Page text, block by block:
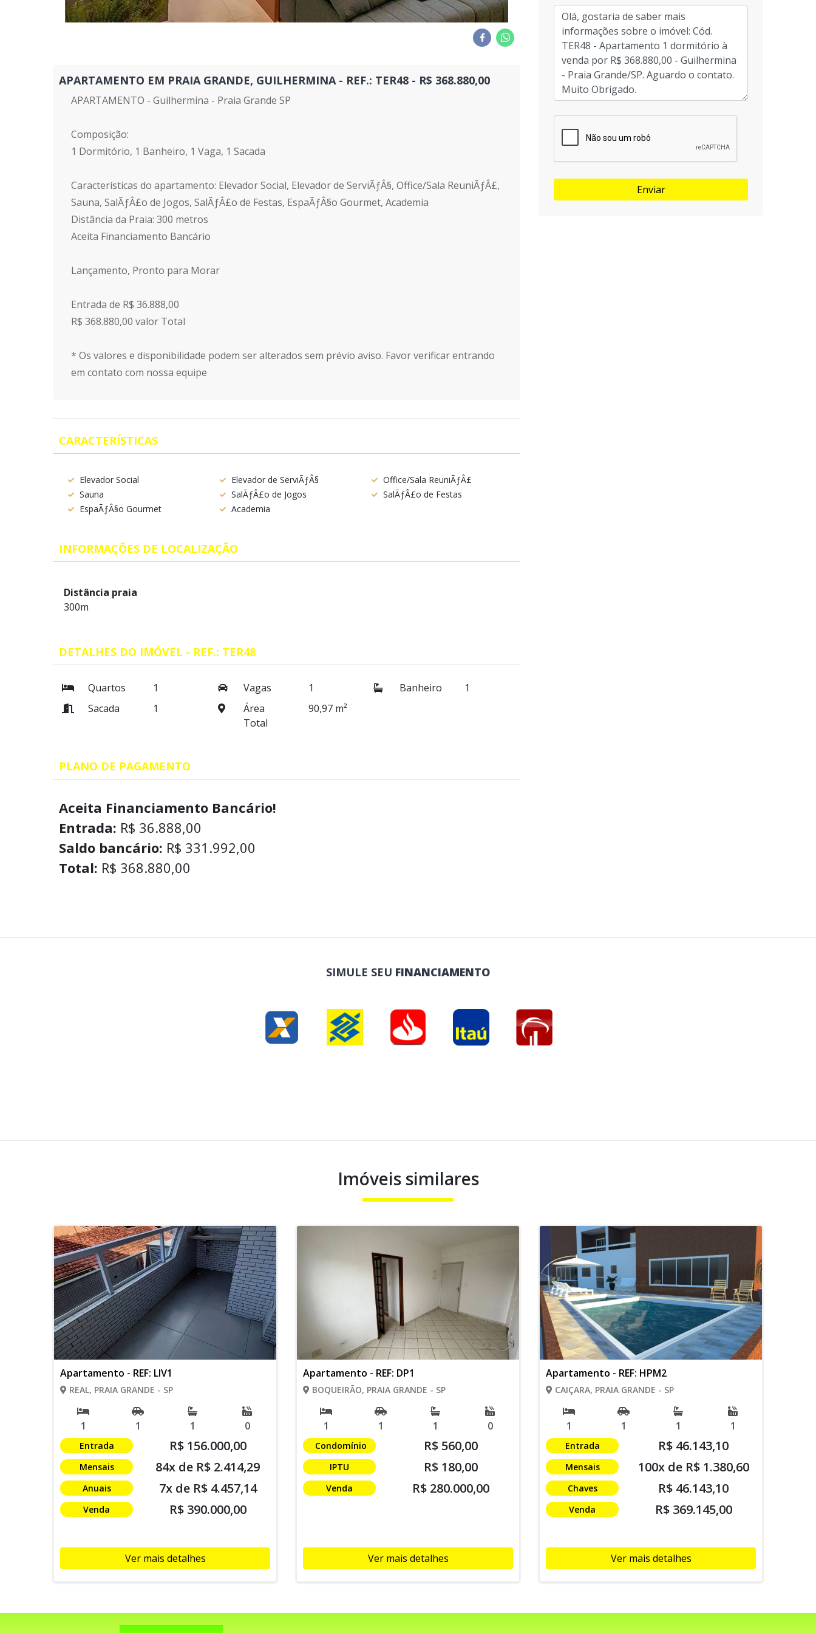
APARTAMENTO EM PRAIA GRANDE, GUILHERMINA - REF.: TER48 - R$ 368.880,00
APARTAMENTO - Guilhermina - Praia Grande SP
Composição:
1 Dormitório, 1 Banheiro, 1 Vaga, 1 Sacada
Características do apartamento: Elevador Social, Elevador de ServiÃƒÂ§, Office/Sala ReuniÃƒÂ£,
Sauna, SalÃƒÂ£o de Jogos, SalÃƒÂ£o de Festas, EspaÃƒÂ§o Gourmet, Academia
Distância da Praia: 300 metros
Aceita Financiamento Bancário
Lançamento, Pronto para Morar
Entrada de R$ 36.888,00
R$ 368.880,00 valor Total
* Os valores e disponibilidade podem ser alterados sem prévio aviso. Favor verificar entrando
em contato com nossa equipe
CARACTERÍSTICAS
Elevador Social Elevador de ServiÃƒÂ§
Office/Sala ReuniÃƒÂ£
Sauna
SalÃƒÂ£o de Jogos
SalÃƒÂ£o de Festas
EspaÃƒÂ§o Gourmet
Academia
INFORMAÇÕES DE LOCALIZAÇÃO
Distância praia
300m
DETALHES DO IMÓVEL - REF.: TER48
Quartos 1 Vagas 1 Banheiro
1
Sacada
1
Área
Total
90,97 m²
PLANO DE PAGAMENTO
Aceita Financiamento Bancário!
Entrada: R$ 36.888,00
Saldo bancário: R$ 331.992,00
Total: R$ 368.880,00
Enviar
SIMULE SEU FINANCIAMENTO
Imóveis similares
Apartamento - REF: LIV1
REAL, PRAIA GRANDE - SP
1 1 1 0
Entrada R$ 156.000,00
Mensais 84x de R$ 2.414,29
Anuais 7x de R$ 4.457,14
Venda R$ 390.000,00
Ver mais detalhes
Apartamento - REF: DP1
BOQUEIRÃO, PRAIA GRANDE - SP
1 1 1 0
Condomínio R$ 560,00
IPTU R$ 180,00
Venda R$ 280.000,00
Ver mais detalhes
Apartamento - REF: HPM2
CAIÇARA, PRAIA GRANDE - SP
1 1 1 1
Entrada R$ 46.143,10
Mensais 100x de R$ 1.380,60
Chaves R$ 46.143,10
Venda R$ 369.145,00
Ver mais detalhes